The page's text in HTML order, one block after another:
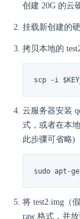
创建 20G 的云
挂载新创建的
拷贝本地的
scp -i
云服务器安装
式，或者在本
此步骤可省略)
sudo apt-
将 test2.img（
raw 格式，并